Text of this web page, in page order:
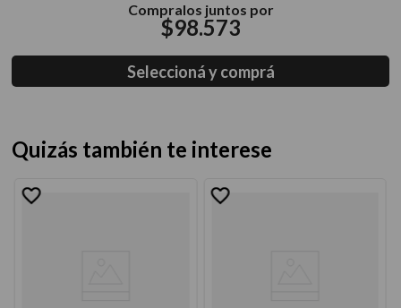
Compralos juntos por
$98.573
Seleccioná y comprá
Quizás también te interese